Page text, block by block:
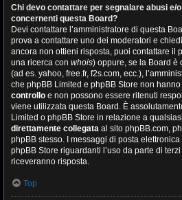
Chi devo contattare per segnalare abusi e/
concernenti questa Board?
Devi contattare l’amministratore di questa
prova a contattare uno dei moderatori e
ancora non ottieni risposta, puoi contattare il
una ricerca con whois) oppure, se la Board è
(ad es. yahoo, free.fr, f2s.com, ecc.),
che phpBB Limited e phpBB Store non hanno
controllo e non possono essere ritenuti
viene utilizzata questa Board. È
Limited o phpBB Store in relazione a
direttamente collegata al sito phpBB.com,
phpBB stesso. I messaggi di posta
phpBB Store riguardanti l’uso da parte di
riceveranno risposta.
Top